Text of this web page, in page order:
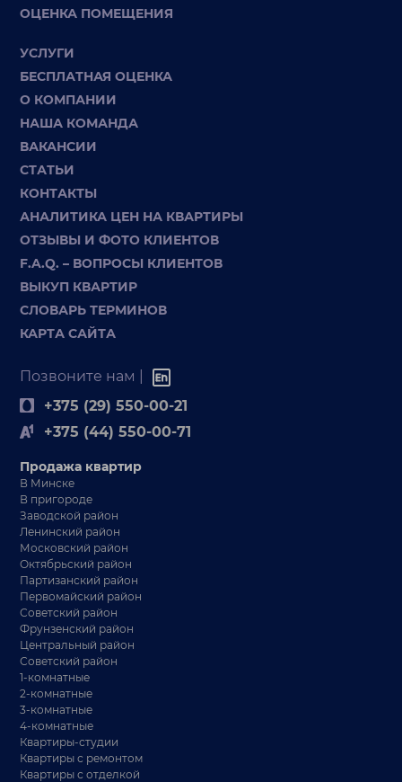
ОЦЕНКА ПОМЕЩЕНИЯ
УСЛУГИ
БЕСПЛАТНАЯ ОЦЕНКА
О КОМПАНИИ
НАША КОМАНДА
ВАКАНСИИ
СТАТЬИ
КОНТАКТЫ
АНАЛИТИКА ЦЕН НА КВАРТИРЫ
ОТЗЫВЫ И ФОТО КЛИЕНТОВ
F.A.Q. – ВОПРОСЫ КЛИЕНТОВ
ВЫКУП КВАРТИР
СЛОВАРЬ ТЕРМИНОВ
КАРТА САЙТА
Позвоните нам |
+375 (29) 550-00-21
+375 (44) 550-00-71
Продажа квартир
В Минске
В пригороде
Заводской район
Ленинский район
Московский район
Октябрьский район
Партизанский район
Первомайский район
Советский район
Фрунзенский район
Центральный район
Советский район
1-комнатные
2-комнатные
3-комнатные
4-комнатные
Квартиры-студии
Квартиры с ремонтом
Квартиры с отделкой